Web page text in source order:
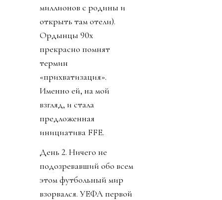
миллионов с родины и
открыть там отели).
Ордынцы 90х
прекрасно помнят
термин
«прихватизация».
Именно ей, на мой
взгляд, и стала
предложенная
инициатива FFE.
День 2. Ничего не
подозревавший обо всем
этом футбольный мир
взорвался. УЕФА первой